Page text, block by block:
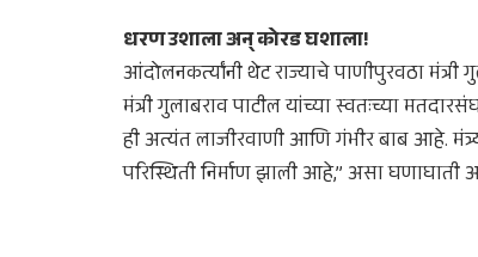
धरण उशाला अन् कोरड घशाला!
आंदोलनकर्त्यांनी थेट राज्याचे पाणीपुरवठा मंत्री
मंत्री गुलाबराव पाटील यांच्या स्वतःच्या
ही अत्यंत लाजीरवाणी आणि गंभीर बाब आहे.
परिस्थिती निर्माण झाली आहे,” असा